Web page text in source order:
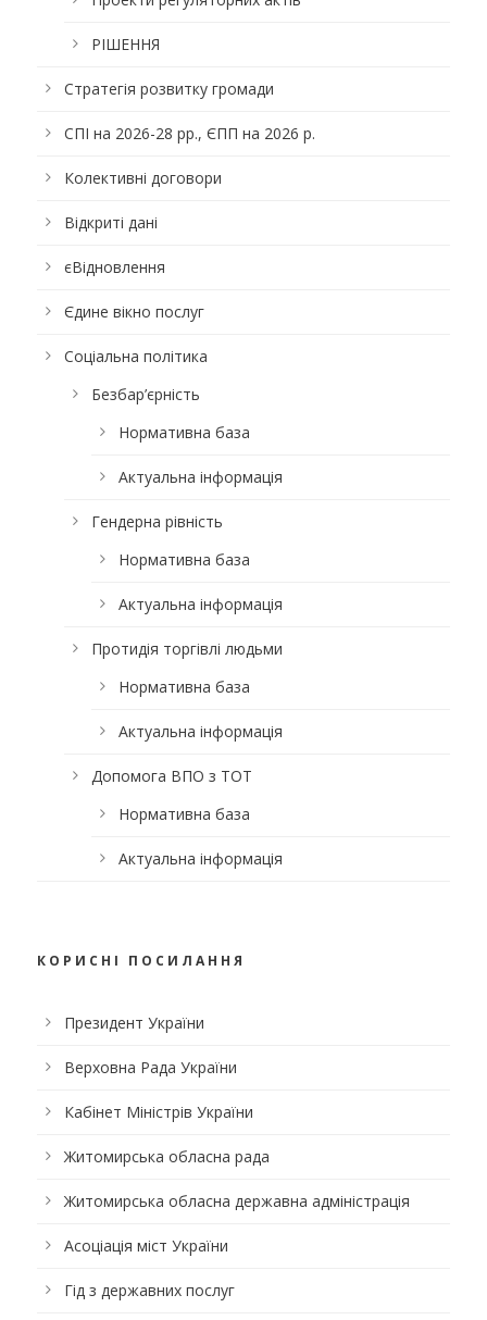
РІШЕННЯ
Стратегія розвитку громади
СПІ на 2026-28 рр., ЄПП на 2026 р.
Колективні договори
Відкриті дані
єВідновлення
Єдине вікно послуг
Соціальна політика
Безбар’єрність
Нормативна база
Актуальна інформація
Гендерна рівність
Нормативна база
Актуальна інформація
Протидія торгівлі людьми
Нормативна база
Актуальна інформація
Допомога ВПО з ТОТ
Нормативна база
Актуальна інформація
КОРИСНІ ПОСИЛАННЯ
Президент України
Верховна Рада України
Кабінет Міністрів України
Житомирська обласна рада
Житомирська обласна державна адміністрація
Асоціація міст України
Гід з державних послуг